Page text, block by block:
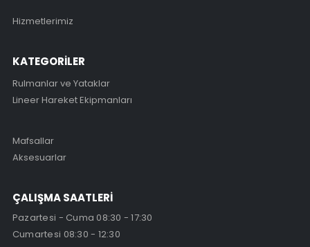
Hizmetlerimiz
KATEGORİLER
Rulmanlar ve Yataklar
Lineer Hareket Ekipmanları
Mafsallar
Aksesuarlar
ÇALIŞMA SAATLERİ
Pazartesi - Cuma 08:30 - 17:30
Cumartesi 08:30 - 12:30